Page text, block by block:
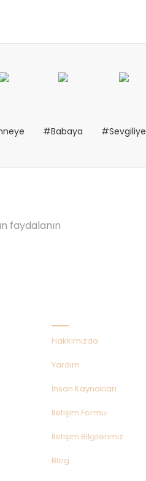
#Babaya #Sevgiliye
faydalanın
Hakkımızda
Yardım
İnsan Kaynakları
İletişim Formu
İletişim Bilgilerimiz
Blog